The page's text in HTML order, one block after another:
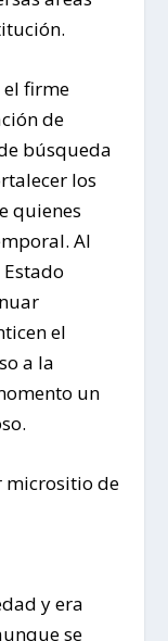
firme
de
búsqueda
los
quienes
Al
el
a la
un
micrositio de
y era
se